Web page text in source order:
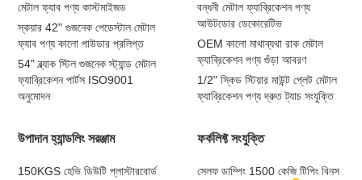
মেটাল ফ্যাব পণ্য কাস্টমাইজড
স্কয়ার 42" গুজনেক পেডেস্টাল মেটাল
ফ্যাব পণ্য কালো পাউডার প্রলিপ্ত
54" ব্ল্যাক স্টিল গুজনেক স্ট্যান্ড মেটাল
ফ্যাব্রিকেশন পার্টস ISO9001
অনুমোদন
বন্ধনী মেটাল ফ্যাব্রিকেশন পণ্য
আউটডোর ডেকোরেটিভ
OEM কালো মাথাব্যথা রাক মেটাল
ফ্যাব্রিকেশন পণ্য গুঁড়া আবরণ
1/2" স্কিড স্টিয়ার মাউন্ট প্লেট মেটাল
ফ্যাব্রিকেশন পণ্য দ্রুত ট্যাচ সংযুক্তি
উপাদান হ্যান্ডলিং সরঞ্জাম
150KGS হেভি ডিউটি ​​প্লাস্টারবোর্ড
ফর্কলিফ্ট সংযুক্তি
সেলফ ডাম্পিং 1500 কেজি টিপিং বিনস